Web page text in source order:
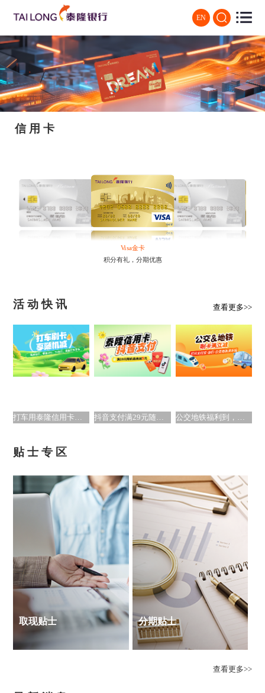
EN
信用卡
Visa金卡
积分有礼，分期优惠
梦想卡（鱼跃龙门）
活动快讯 查看更多>>
打车用泰隆信用卡享优惠 抖音支付满29元随机最高减5元 公交地铁福利到，出行通勤享优惠
贴士专区
取现贴士 分期贴士
查看更多>>